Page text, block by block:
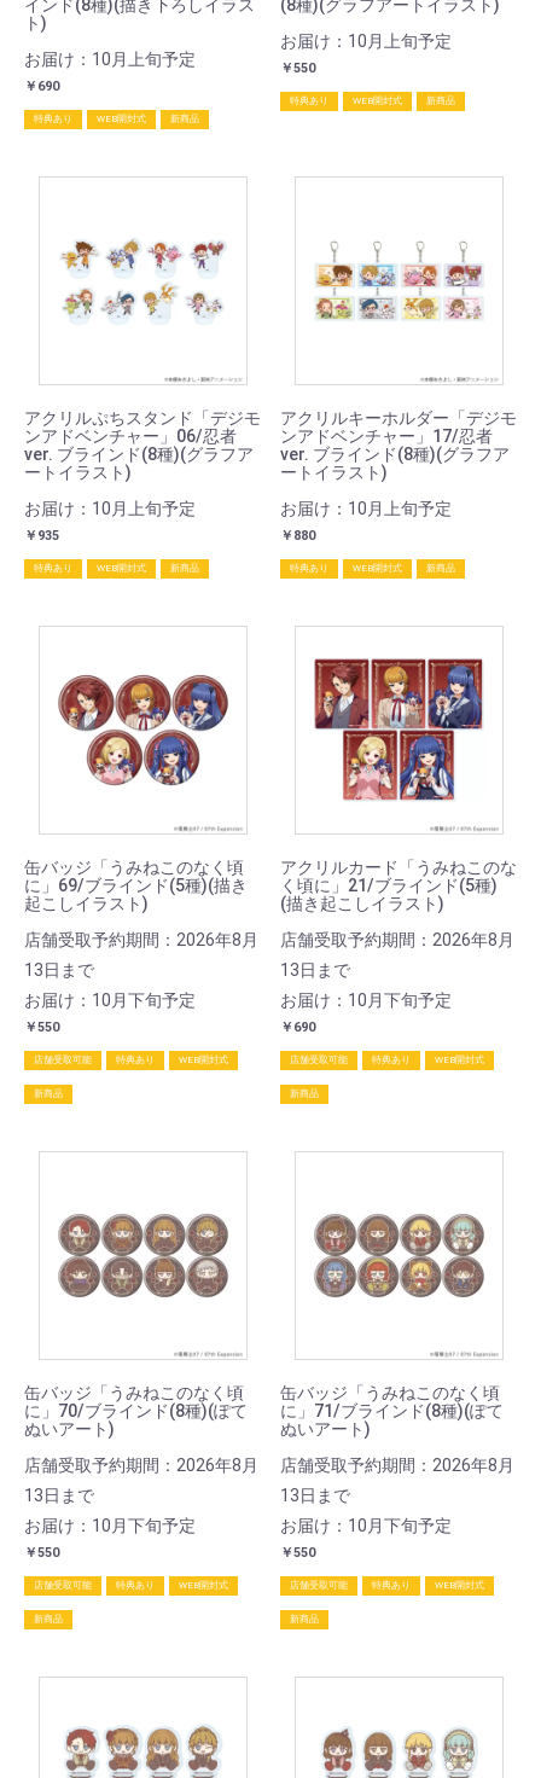
インド(8種)(描き下ろしイラス
ト)
お届け：10月上旬予定
￥690
特典あり WEB開封式 新商品
(8種)(グラフアートイラスト)
お届け：10月上旬予定
￥550
特典あり WEB開封式 新商品
アクリルぷちスタンド「デジモ
ンアドベンチャー」06/忍者
ver. ブラインド(8種)(グラフア
ートイラスト)
お届け：10月上旬予定
￥935
特典あり WEB開封式 新商品
アクリルキーホルダー「デジモ
ンアドベンチャー」17/忍者
ver. ブラインド(8種)(グラフア
ートイラスト)
お届け：10月上旬予定
￥880
特典あり WEB開封式 新商品
缶バッジ「うみねこのなく頃
に」69/ブラインド(5種)(描き
起こしイラスト)
店舗受取予約期間：2026年8月
13日まで
お届け：10月下旬予定
￥550
店舗受取可能 特典あり WEB開封式
新商品
アクリルカード「うみねこのな
く頃に」21/ブラインド(5種)
(描き起こしイラスト)
店舗受取予約期間：2026年8月
13日まで
お届け：10月下旬予定
￥690
店舗受取可能 特典あり WEB開封式
新商品
缶バッジ「うみねこのなく頃
に」70/ブラインド(8種)(ぽて
ぬいアート)
店舗受取予約期間：2026年8月
13日まで
お届け：10月下旬予定
￥550
店舗受取可能 特典あり WEB開封式
新商品
缶バッジ「うみねこのなく頃
に」71/ブラインド(8種)(ぽて
ぬいアート)
店舗受取予約期間：2026年8月
13日まで
お届け：10月下旬予定
￥550
店舗受取可能 特典あり WEB開封式
新商品